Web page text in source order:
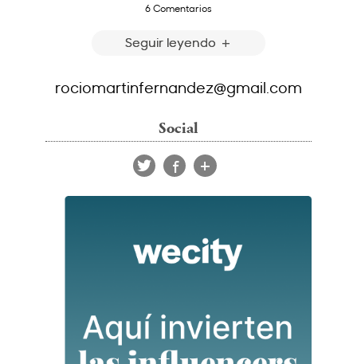
6 Comentarios
Seguir leyendo
rociomartinfernandez@gmail.com
Social